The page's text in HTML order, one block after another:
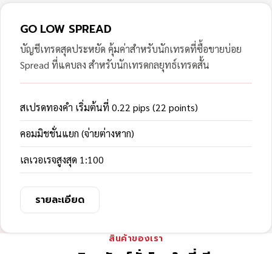
GO LOW SPREAD
บัญชีเทรดสุดประหยัด คุ้มค่าสำหรับนักเทรดที่ซื้อขายบ่อย
Spread ที่แคบลง สำหรับนักเทรดกลยุทธ์เทรดสั้น
สเปรดทองคำ เริ่มต้นที่ 0.22 pips (22 points)
คอมมิชชั่นแยก (จ่ายต่างหาก)
เลเวอเรจสูงสุด 1:100
รายละเอียด
สินค้าของเรา